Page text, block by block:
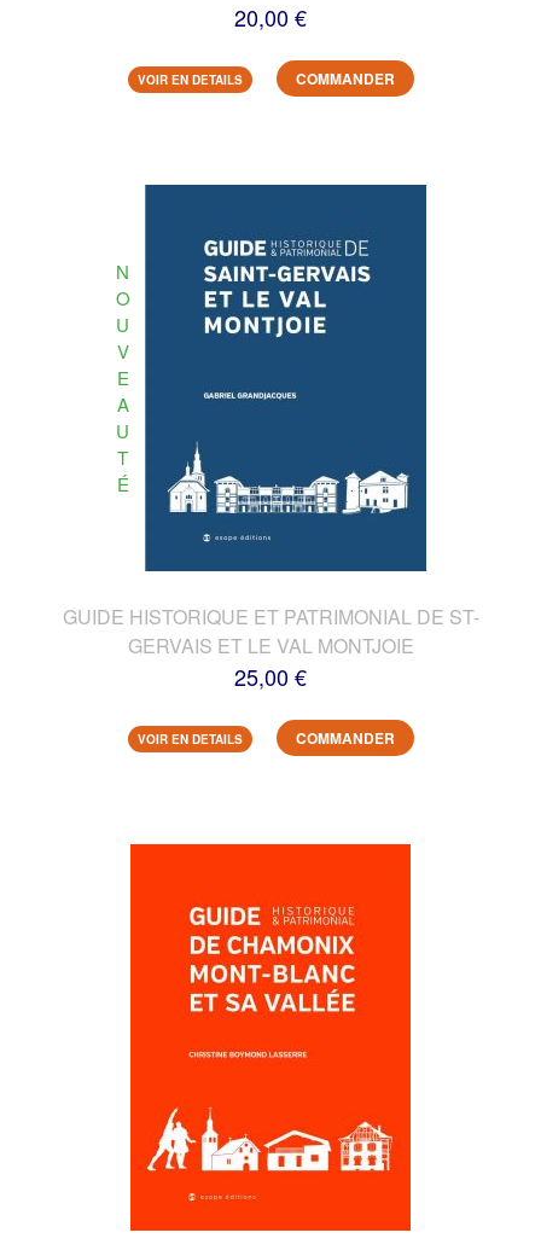
20,00 €
VOIR EN DETAILS COMMANDER
N
O
U
V
E
A
U
T
É
GUIDE HISTORIQUE ET PATRIMONIAL DE ST-
GERVAIS ET LE VAL MONTJOIE
25,00 €
VOIR EN DETAILS COMMANDER